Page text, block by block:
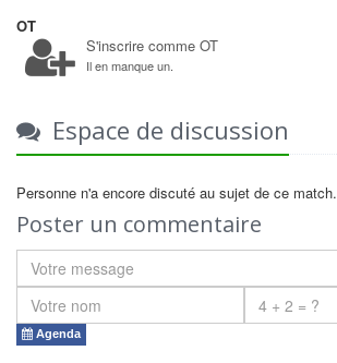
OT
S'inscrire comme OT
Il en manque un.
Espace de discussion
Personne n'a encore discuté au sujet de ce match.
Poster un commentaire
Agenda